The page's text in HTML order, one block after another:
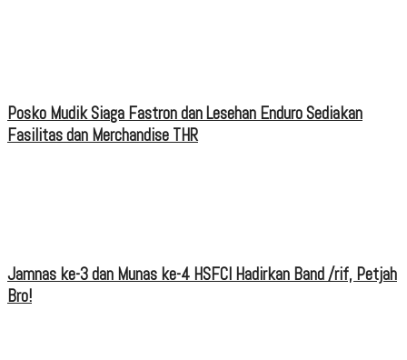
Posko Mudik Siaga Fastron dan Lesehan Enduro Sediakan
Fasilitas dan Merchandise THR
Jamnas ke-3 dan Munas ke-4 HSFCI Hadirkan Band /rif, Petjah
Bro!